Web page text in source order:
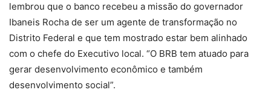
lembrou que o banco recebeu a missão do governador
Ibaneis Rocha de ser um agente de transformação no
Distrito Federal e que tem mostrado estar bem alinhado
com o chefe do Executivo local. “O BRB tem atuado para
gerar desenvolvimento econômico e também
desenvolvimento social”.